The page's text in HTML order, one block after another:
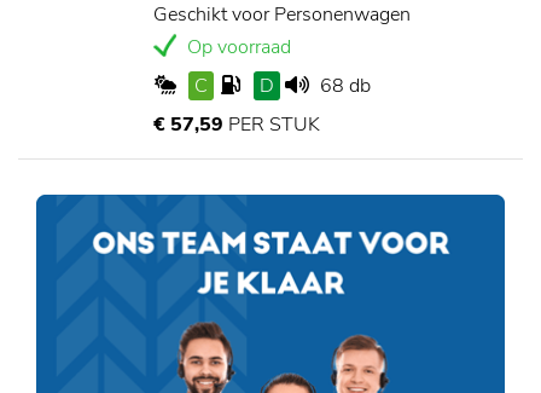
Geschikt voor Personenwagen
Op voorraad
C
D
68 db
€ 57,59 PER STUK